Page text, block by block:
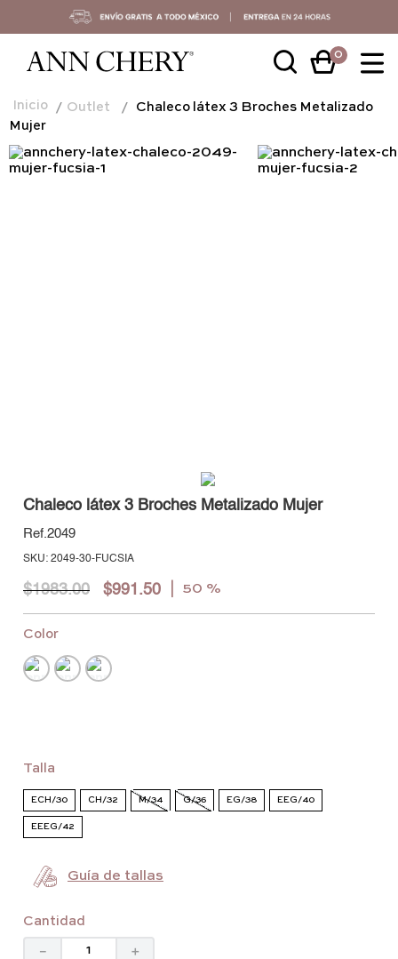
0
Outlet
Chaleco látex 3 Broches Metalizado
Mujer
Chaleco látex 3 Broches Metalizado Mujer
2049
: 2049-30-FUCSIA
$1983.00 $991 .50 50 %
Color
Talla
ECH/30 CH/32 M/34 G/36 EG/38 EEG/40
EEEG/42
Guía de tallas
Cantidad
＋
－